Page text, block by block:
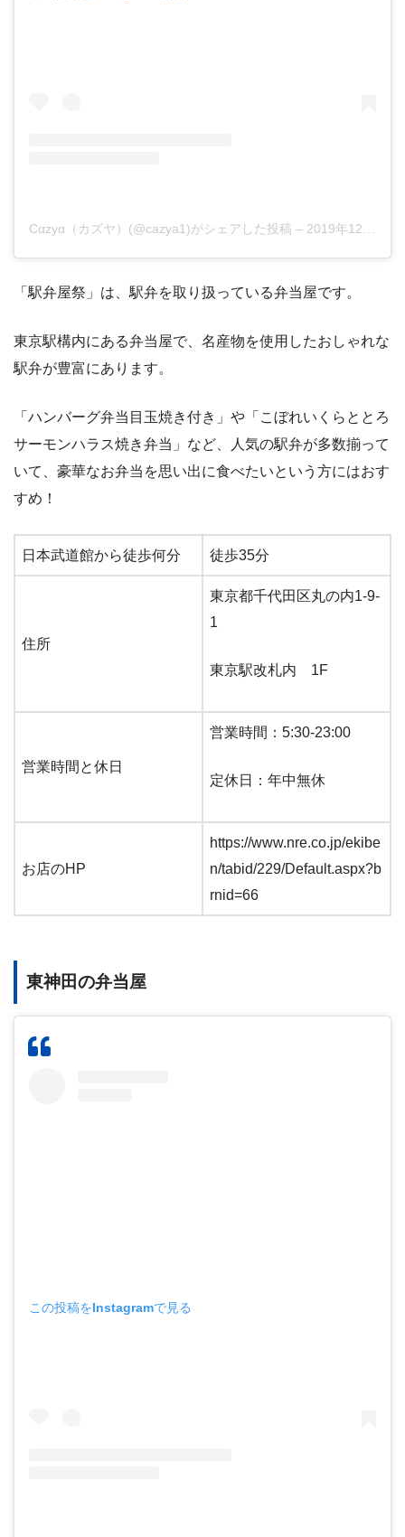
Cαzyα（カズヤ）(@cazya1)がシェアした投稿 – 2019年12月月30日午後10時23分PST
「駅弁屋祭」は、駅弁を取り扱っている弁当屋です。
東京駅構内にある弁当屋で、名産物を使用したおしゃれな
駅弁が豊富にあります。
「ハンバーグ弁当目玉焼き付き」や「こぼれいくらととろ
サーモンハラス焼き弁当」など、人気の駅弁が多数揃って
いて、豪華なお弁当を思い出に食べたいという方にはおす
すめ！
日本武道館から徒歩何分 徒歩35分
住所
東京都千代田区丸の内1-9-
1
東京駅改札内 1F
営業時間と休日
営業時間：5:30-23:00
定休日：年中無休
お店のHP
https://www.nre.co.jp/ekibe
n/tabid/229/Default.aspx?b
rnid=66
東神田の弁当屋
この投稿をInstagramで見る